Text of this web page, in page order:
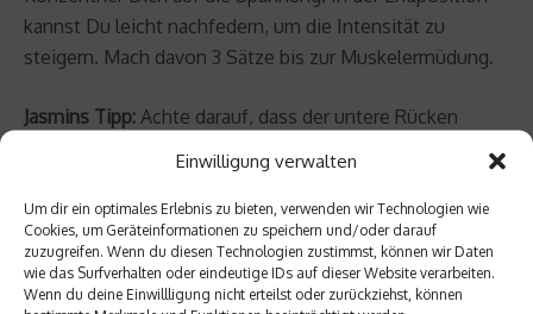
Einwilligung verwalten
Um dir ein optimales Erlebnis zu bieten, verwenden wir Technologien wie
Cookies, um Geräteinformationen zu speichern und/oder darauf
zuzugreifen. Wenn du diesen Technologien zustimmst, können wir Daten
wie das Surfverhalten oder eindeutige IDs auf dieser Website verarbeiten.
Wenn du deine Einwillligung nicht erteilst oder zurückziehst, können
kannst Du leicht nachfedern, um die Intensität zu
steigern. Mach davon 3 Sätze bis zur Muskelermüdung.
Jasmins Tipp: Achte darauf, dass der untere Rücken
immer Bodenkontakt hält. Die Wiederholungszahl kann
man mit der Zeit steigern. Aber nicht übertreiben. Mehr
als 30 Wiederholungen sollten es nicht werden.
Stattdessen solltest Du die Bewegungsgeschwindigkeit
reduzieren und so Intensität und Qualität der Übung
steigern.